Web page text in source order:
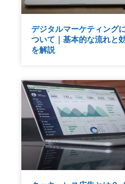
デジタルマーケティング
ついて｜基本的な流れと
を解説